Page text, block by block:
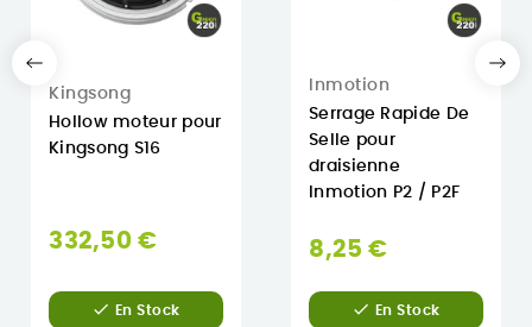
Kingsong
Hollow moteur pour
Kingsong S16
332,50 €
 En Stock
Inmotion
Serrage Rapide De
Selle pour
draisienne
Inmotion P2 / P2F
8,25 €
 En Stock